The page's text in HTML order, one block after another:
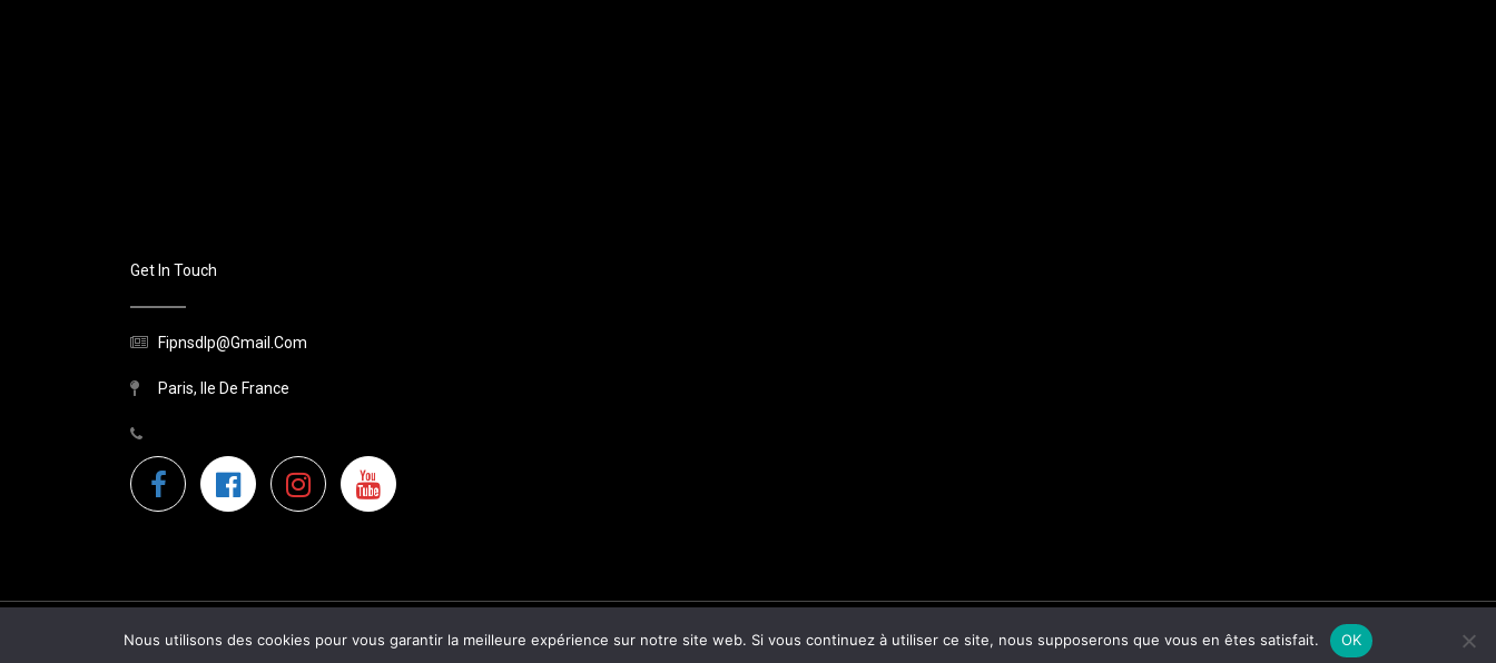
Get In Touch
Fipnsdlp@gmail.com
Paris, Ile De France
2026 Site Non Officiel
Nous utilisons des cookies pour vous garantir la meilleure expérience sur notre site web. Si vous continuez à utiliser ce site, nous supposerons que vous en êtes satisfait. OK